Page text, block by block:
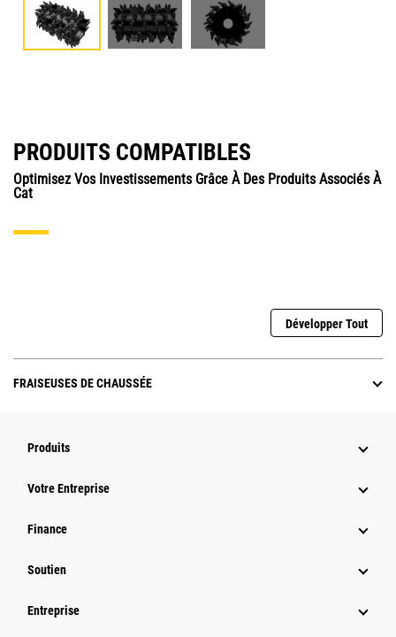
PRODUITS COMPATIBLES
Optimisez Vos Investissements Grâce À Des Produits Associés À
Cat
Développer Tout
FRAISEUSES DE CHAUSSÉE
Produits
Votre Entreprise
Finance
Soutien
Entreprise